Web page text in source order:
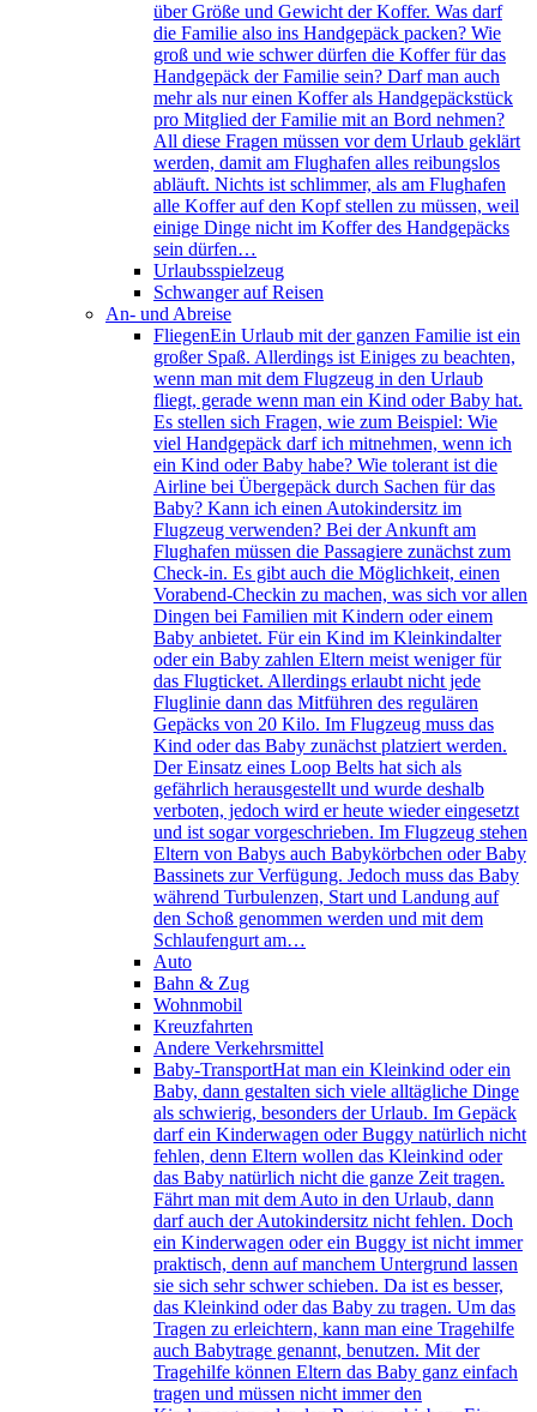
über Größe und Gewicht der Koffer. Was darf
die Familie also ins Handgepäck packen? Wie
groß und wie schwer dürfen die Koffer für das
Handgepäck der Familie sein? Darf man auch
mehr als nur einen Koffer als Handgepäckstück
pro Mitglied der Familie mit an Bord nehmen?
All diese Fragen müssen vor dem Urlaub geklärt
werden, damit am Flughafen alles reibungslos
abläuft. Nichts ist schlimmer, als am Flughafen
alle Koffer auf den Kopf stellen zu müssen, weil
einige Dinge nicht im Koffer des Handgepäcks
sein dürfen…
Urlaubsspielzeug
Schwanger auf Reisen
An- und Abreise
FliegenEin Urlaub mit der ganzen Familie ist ein
großer Spaß. Allerdings ist Einiges zu beachten,
wenn man mit dem Flugzeug in den Urlaub
fliegt, gerade wenn man ein Kind oder Baby hat.
Es stellen sich Fragen, wie zum Beispiel: Wie
viel Handgepäck darf ich mitnehmen, wenn ich
ein Kind oder Baby habe? Wie tolerant ist die
Airline bei Übergepäck durch Sachen für das
Baby? Kann ich einen Autokindersitz im
Flugzeug verwenden? Bei der Ankunft am
Flughafen müssen die Passagiere zunächst zum
Check-in. Es gibt auch die Möglichkeit, einen
Vorabend-Checkin zu machen, was sich vor allen
Dingen bei Familien mit Kindern oder einem
Baby anbietet. Für ein Kind im Kleinkindalter
oder ein Baby zahlen Eltern meist weniger für
das Flugticket. Allerdings erlaubt nicht jede
Fluglinie dann das Mitführen des regulären
Gepäcks von 20 Kilo. Im Flugzeug muss das
Kind oder das Baby zunächst platziert werden.
Der Einsatz eines Loop Belts hat sich als
gefährlich herausgestellt und wurde deshalb
verboten, jedoch wird er heute wieder eingesetzt
und ist sogar vorgeschrieben. Im Flugzeug stehen
Eltern von Babys auch Babykörbchen oder Baby
Bassinets zur Verfügung. Jedoch muss das Baby
während Turbulenzen, Start und Landung auf
den Schoß genommen werden und mit dem
Schlaufengurt am…
Auto
Bahn & Zug
Wohnmobil
Kreuzfahrten
Andere Verkehrsmittel
Baby-TransportHat man ein Kleinkind oder ein
Baby, dann gestalten sich viele alltägliche Dinge
als schwierig, besonders der Urlaub. Im Gepäck
darf ein Kinderwagen oder Buggy natürlich nicht
fehlen, denn Eltern wollen das Kleinkind oder
das Baby natürlich nicht die ganze Zeit tragen.
Fährt man mit dem Auto in den Urlaub, dann
darf auch der Autokindersitz nicht fehlen. Doch
ein Kinderwagen oder ein Buggy ist nicht immer
praktisch, denn auf manchem Untergrund lassen
sie sich sehr schwer schieben. Da ist es besser,
das Kleinkind oder das Baby zu tragen. Um das
Tragen zu erleichtern, kann man eine Tragehilfe
auch Babytrage genannt, benutzen. Mit der
Tragehilfe können Eltern das Baby ganz einfach
tragen und müssen nicht immer den